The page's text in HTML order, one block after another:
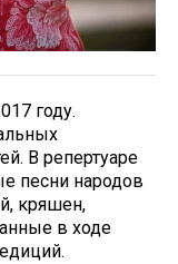
году.
В репертуаре
песни народов
кряшен,
в ходе